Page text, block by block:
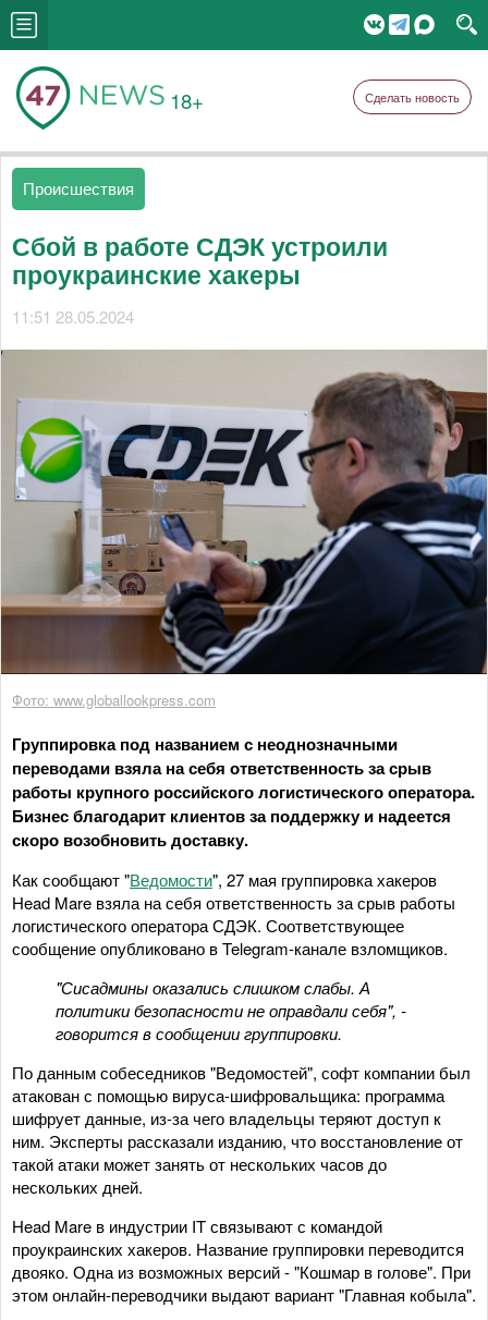
18+ Сделать новость
Происшествия
Сбой в работе СДЭК устроили
проукраинские хакеры
11:51 28.05.2024
Фото: www.globallookpress.com
Группировка под названием с неоднозначными
переводами взяла на себя ответственность за срыв
работы крупного российского логистического оператора.
Бизнес благодарит клиентов за поддержку и надеется
скоро возобновить доставку.
Как сообщают "Ведомости", 27 мая группировка хакеров
Head Mare взяла на себя ответственность за срыв работы
логистического оператора СДЭК. Соответствующее
сообщение опубликовано в Telegram-канале взломщиков.
"Сисадмины оказались слишком слабы. А
политики безопасности не оправдали себя", -
говорится в сообщении группировки.
По данным собеседников "Ведомостей", софт компании был
атакован с помощью вируса-шифровальщика: программа
шифрует данные, из-за чего владельцы теряют доступ к
ним. Эксперты рассказали изданию, что восстановление от
такой атаки может занять от нескольких часов до
нескольких дней.
Head Mare в индустрии IT связывают с командой
проукраинских хакеров. Название группировки переводится
двояко. Одна из возможных версий - "Кошмар в голове". При
этом онлайн-переводчики выдают вариант "Главная кобыла".